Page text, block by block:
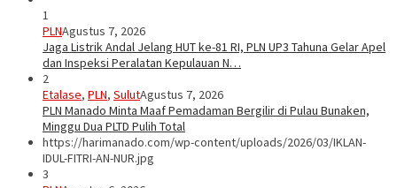
1
PLNAgustus 7, 2026
Jaga Listrik Andal Jelang HUT ke-81 RI, PLN UP3 Tahuna Gelar Apel
dan Inspeksi Peralatan Kepulauan N…
2
Etalase, PLN, SulutAgustus 7, 2026
PLN Manado Minta Maaf Pemadaman Bergilir di Pulau Bunaken,
Minggu Dua PLTD Pulih Total
https://harimanado.com/wp-content/uploads/2026/03/IKLAN-
IDUL-FITRI-AN-NUR.jpg
3